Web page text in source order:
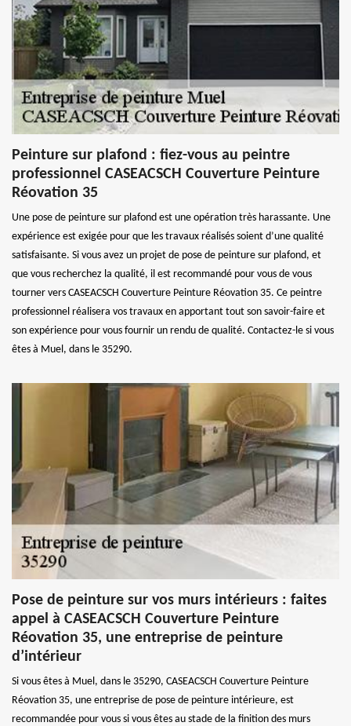
Peinture sur plafond : fiez-vous au peintre
professionnel CASEACSCH Couverture Peinture
Réovation 35
Une pose de peinture sur plafond est une opération très harassante. Une
expérience est exigée pour que les travaux réalisés soient d’une qualité
satisfaisante. Si vous avez un projet de pose de peinture sur plafond, et
que vous recherchez la qualité, il est recommandé pour vous de vous
tourner vers CASEACSCH Couverture Peinture Réovation 35. Ce peintre
professionnel réalisera vos travaux en apportant tout son savoir-faire et
son expérience pour vous fournir un rendu de qualité. Contactez-le si vous
êtes à Muel, dans le 35290.
Pose de peinture sur vos murs intérieurs : faites
appel à CASEACSCH Couverture Peinture
Réovation 35, une entreprise de peinture
d’intérieur
Si vous êtes à Muel, dans le 35290, CASEACSCH Couverture Peinture
Réovation 35, une entreprise de pose de peinture intérieure, est
recommandée pour vous si vous êtes au stade de la finition des murs